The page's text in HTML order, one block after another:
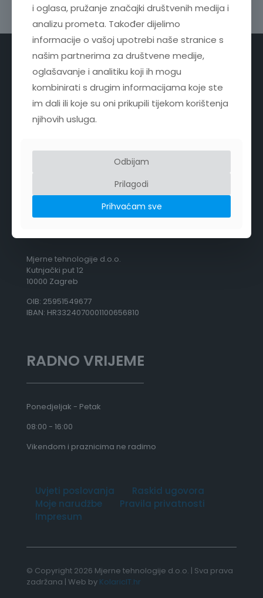
KONTAKT
+385 1 3099 333
Pratite nas na LinkedIn
O NAMA
Mjerne tehnologije d.o.o.
Kutnjački put 12
10000 Zagreb
OIB: 25951549677
IBAN: HR3324070001100656810
RADNO VRIJEME
Ponedjeljak - Petak
08:00 - 16:00
Vikendom i praznicima ne radimo
Uvjeti poslovanja
Raskid ugovora
Moje narudžbe
Pravila privatnosti
Impresum
© Copyright 2026 Mjerne tehnologije d.o.o. | Sva prava
zadržana | Web by KolaricIT.hr
i oglasa, pružanje značajki društvenih medija i
analizu prometa. Također dijelimo
informacije o vašoj upotrebi naše stranice s
našim partnerima za društvene medije,
oglašavanje i analitiku koji ih mogu
kombinirati s drugim informacijama koje ste
im dali ili koje su oni prikupili tijekom korištenja
njihovih usluga.
Odbijam
Prilagodi
Prihvaćam sve